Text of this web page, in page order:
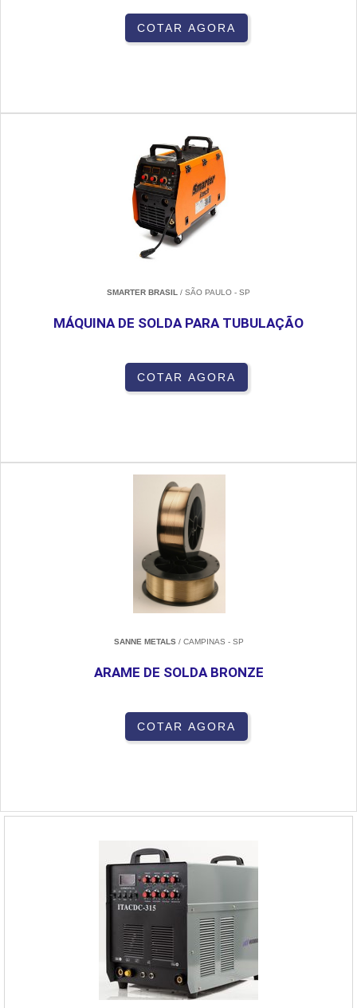
COTAR AGORA
SMARTER BRASIL / SÃO PAULO - SP
MÁQUINA DE SOLDA PARA TUBULAÇÃO
COTAR AGORA
SANNE METALS/ CAMPINAS - SP
ARAME DE SOLDA BRONZE
COTAR AGORA